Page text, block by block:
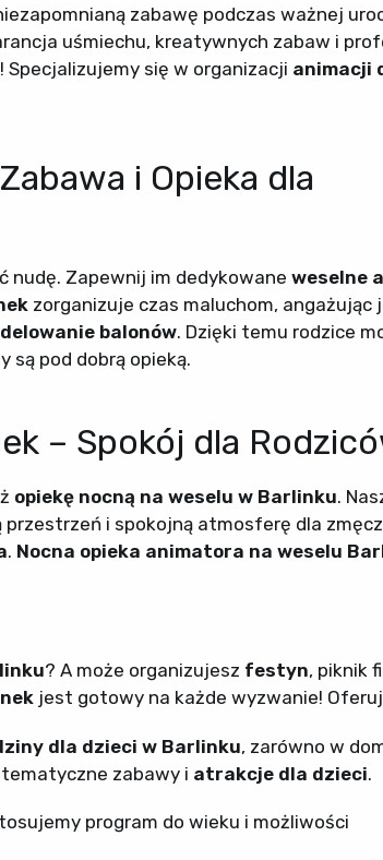
zabawę podczas ważnej
uśmiechu, kreatywnych zabaw i
się w organizacji animacji
i Opieka dla
nudę. Zapewnij im dedykowane weselne
zorganizuje czas maluchom, angażując
balonów. Dzięki temu rodzice
są pod dobrą opieką.
– Spokój dla
opiekę nocną na weselu w Barlinku.
przestrzeń i spokojną atmosferę dla
. Nocna opieka animatora na weselu
? A może organizujesz festyn, piknik
jest gotowy na każde wyzwanie!
dla dzieci w Barlinku, zarówno w
zabawy i atrakcje dla dzieci.
program do wieku i możliwości